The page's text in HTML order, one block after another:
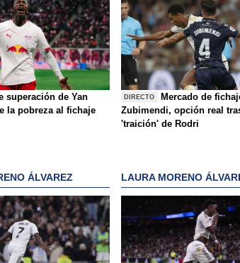
superación de Yan
la pobreza al fichaje
DIRECTO
Mercado de
Zubimendi, opción real
'traición' de Rodri
ÁLVAREZ LAURA MORENO